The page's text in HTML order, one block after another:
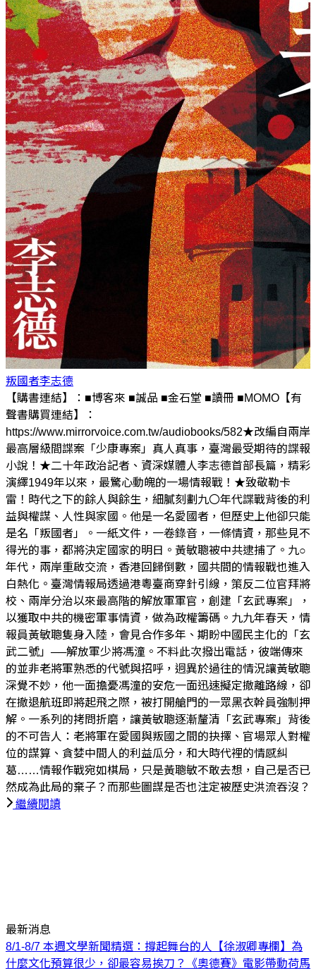
叛國者李志德
【購書連結】：■博客來 ■誠品 ■金石堂 ■讀冊 ■MOMO【有
聲書購買連結】：
https://www.mirrorvoice.com.tw/audiobooks/582★改編自兩岸
最高層級間諜案「少康專案」真人真事，臺灣最受期待的諜報
小說！★二十年政治記者、資深媒體人李志德首部長篇，精彩
演繹1949年以來，最驚心動魄的一場情報戰！★致敬勒卡
雷！時代之下的餘人與餘生，細膩刻劃九〇年代諜戰背後的利
益與權謀、人性與家國。他是一名愛國者，但歷史上他卻只能
是名「叛國者」。一紙文件，一卷錄音，一條情資，那些見不
得光的事，都將決定國家的明日。黃敏聰被中共逮捕了。九○
年代，兩岸重啟交流，香港回歸倒數，國共間的情報戰也進入
白熱化。臺灣情報局透過港粵臺商穿針引線，策反二位官拜將
校、兩岸分治以來最高階的解放軍軍官，創建「玄武專案」，
以獲取中共的機密軍事情資，做為政權籌碼。九九年春天，情
報員黃敏聰隻身入陸，會見合作多年、期盼中國民主化的「玄
武二號」──解放軍少將馮潼。不料此次撥出電話，彼端傳來
的並非老將軍熟悉的代號與招呼，迥異於過往的情況讓黃敏聰
深覺不妙，他一面擔憂馮潼的安危一面迅速擬定撤離路線，卻
在撤退航班即將起飛之際，被打開艙門的一眾黑衣幹員強制押
解。一系列的拷問折磨，讓黃敏聰逐漸釐清「玄武專案」背後
的不可告人：老將軍在愛國與叛國之間的抉擇、官場眾人對權
位的謀算、貪婪中間人的利益瓜分，和大時代裡的情感糾
葛……情報作戰宛如棋局，只是黃聰敏不敢去想，自己是否已
然成為此局的棄子？而那些圖謀是否也注定被歷史洪流吞沒？
繼續閱讀
最新消息
8/1-8/7 本週文學新聞精選：撐起舞台的人
【徐淑卿專欄】為
什麼文化預算很少，卻最容易挨刀？
《奧德賽》電影帶動荷馬